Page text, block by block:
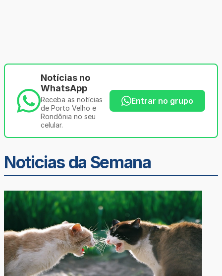
Notícias no
WhatsApp
Receba as notícias
de Porto Velho e
Rondônia no seu
celular.
Entrar no grupo
Noticias da Semana